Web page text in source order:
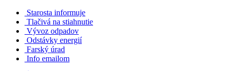
Starosta informuje
Tlačivá na stiahnutie
Vývoz odpadov
Odstávky energií
Farský úrad
Info emailom